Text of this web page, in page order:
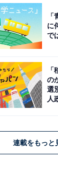
に
で
の
選
人
連載をもっと